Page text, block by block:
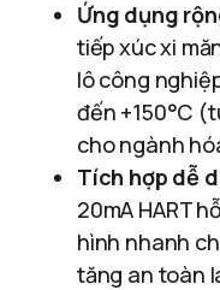
Ứng dụng
tiếp xúc xi
lô công
đến +150°C
cho ngành
Tích hợp dễ
20mA HART
hình nhanh
tăng an toàn